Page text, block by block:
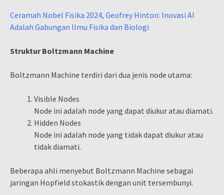
Ceramah Nobel Fisika 2024, Geofrey Hinton: Inovasi AI
Adalah Gabungan Ilmu Fisika dan Biologi
Struktur Boltzmann Machine
Boltzmann Machine terdiri dari dua jenis node utama:
Visible Nodes
Node ini adalah node yang dapat diukur atau diamati.
Hidden Nodes
Node ini adalah node yang tidak dapat diukur atau
tidak diamati.
Beberapa ahli menyebut Boltzmann Machine sebagai
jaringan Hopfield stokastik dengan unit tersembunyi.